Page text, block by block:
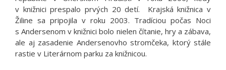
v knižnici prespalo prvých 20 detí. Krajská knižnica v
Žiline sa pripojila v roku 2003. Tradíciou počas Noci
s Andersenom v knižnici bolo nielen čítanie, hry a zábava,
ale aj zasadenie Andersenovho stromčeka, ktorý stále
rastie v Literárnom parku za knižnicou.